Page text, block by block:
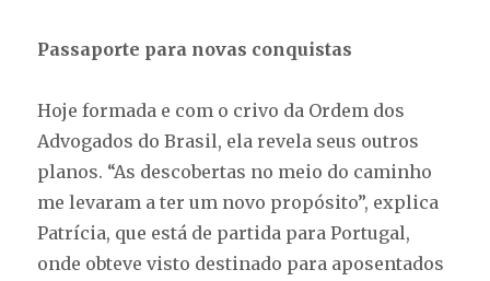
Passaporte para novas conquistas
Hoje formada e com o crivo da Ordem dos
Advogados do Brasil, ela revela seus outros
planos. “As descobertas no meio do caminho
me levaram a ter um novo propósito”, explica
Patrícia, que está de partida para Portugal,
onde obteve visto destinado para aposentados